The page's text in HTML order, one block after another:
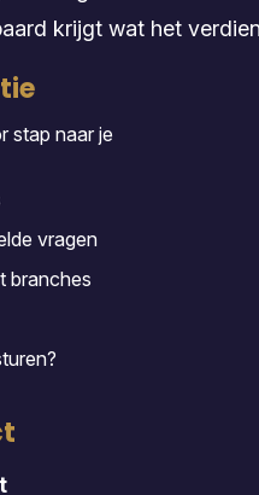
krijgt wat het
stap naar je
vragen
branches